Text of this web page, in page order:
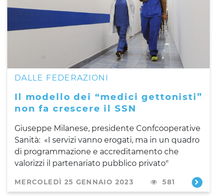
DALLE FEDERAZIONI
Il modello dei “medici gettonisti”
non fa crescere il SSN
Giuseppe Milanese, presidente Confcooperative
Sanità: «I servizi vanno erogati, ma in un quadro
di programmazione e accreditamento che
valorizzi il partenariato pubblico privato"
MERCOLEDÌ 25 GENNAIO 2023 581